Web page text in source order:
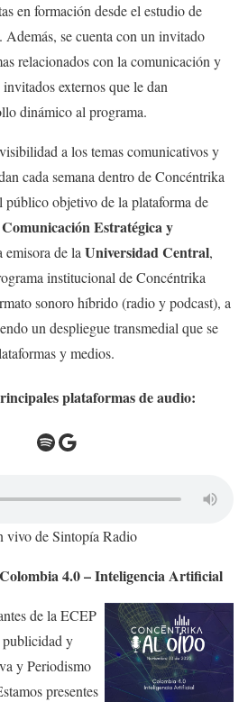
en formación desde el estudio de
. Además, se cuenta con un invitado
relacionados con la comunicación y
externos que le dan
dinámico al programa.
a los temas comunicativos y
cada semana dentro de Concéntrika
público objetivo de la plataforma de
Estratégica y
emisora de la Universidad Central,
institucional de Concéntrika
sonoro híbrido (radio y podcast), a
un despliegue transmedial que se
y medios.
plataformas de audio:
Spotify Google
vivo de Sintopía Radio
4.0 – Inteligencia Artificial
de la ECEP
publicidad y
y Periodismo
presentes